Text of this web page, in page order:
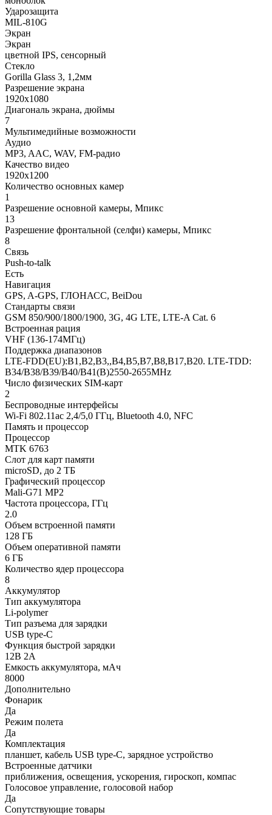
Ударозащита
MIL-810G
Экран
Экран
цветной IPS, сенсорный
Стекло
Gorilla Glass 3, 1,2мм
Разрешение экрана
1920x1080
Диагональ экрана, дюймы
7
Мультимедийные возможности
Аудио
MP3, AAC, WAV, FM-радио
Качество видео
1920x1200
Количество основных камер
1
Разрешение основной камеры, Мпикс
13
Разрешение фронтальной (селфи) камеры, Мпикс
8
Связь
Push-to-talk
Есть
Навигация
GPS, A-GPS, ГЛОНАСС, BeiDou
Стандарты связи
GSM 850/900/1800/1900, 3G, 4G LTE, LTE-A Cat. 6
Встроенная рация
VHF (136-174МГц)
Поддержка диапазонов
LTE-FDD(EU):B1,B2,B3,,B4,B5,B7,B8,B17,B20. LTE-TDD:
B34/B38/B39/B40/B41(B)2550-2655MHz
Число физических SIM-карт
2
Беспроводные интерфейсы
Wi-Fi 802.11ac 2,4/5,0 ГГц, Bluetooth 4.0, NFC
Память и процессор
Процессор
MTK 6763
Слот для карт памяти
microSD, до 2 ТБ
Графический процессор
Mali-G71 MP2
Частота процессора, ГГц
2.0
Объем встроенной памяти
128 ГБ
Объем оперативной памяти
6 ГБ
Количество ядер процессора
8
Аккумулятор
Тип аккумулятора
Li-polymer
Тип разъема для зарядки
USB type-C
Функция быстрой зарядки
12В 2А
Емкость аккумулятора, мАч
8000
Дополнительно
Фонарик
Да
Режим полета
Да
Комплектация
планшет, кабель USB type-C, зарядное устройство
Встроенные датчики
приближения, освещения, ускорения, гироскоп, компас
Голосовое управление, голосовой набор
Да
Сопутствующие товары